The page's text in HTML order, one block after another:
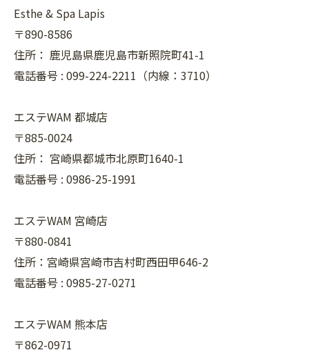
Esthe & Spa Lapis
〒890-8586
住所： 鹿児島県鹿児島市新照院町41-1
電話番号 : 099-224-2211（内線：3710）
エステWAM 都城店
〒885-0024
住所： 宮崎県都城市北原町1640-1
電話番号 : 0986-25-1991
エステWAM 宮崎店
〒880-0841
住所：宮崎県宮崎市吉村町西田甲646-2
電話番号 : 0985-27-0271
エステWAM 熊本店
〒862-0971